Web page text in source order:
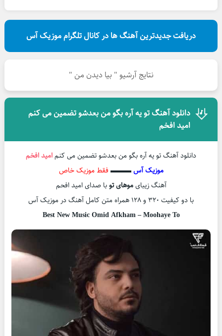
دریافت جدیدترین آهنگ ها در کانال تلگرام موزیک آس
نتایج آرشیو " بیا دیدن من "
دانلود آهنگ تو یه آره بگو من بعدشو تضمین می کنم
امید افخم
دانلود آهنگ تو یه آره بگو من بعدشو تضمین می کنمامید افخم
موزیک آس▬▬▬ فقط موزیک خاص
آهنگ زیبایموهای توبا صدای امید افحم
با دو کیفیت ۳۲۰ و ۱۲۸ همراه متن کامل آهنگ در موزیک آس
Best New Music Omid Afkham – Moohaye To